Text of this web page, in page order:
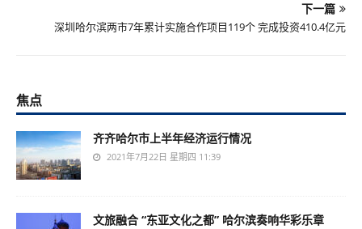
下一篇
深圳哈尔滨两市7年累计实施合作项目119个 完成投资410.4亿元
焦点
齐齐哈尔市上半年经济运行情况
2021年7月22日 星期四 11:39
文旅融合 “东亚文化之都” 哈尔滨奏响华彩乐章